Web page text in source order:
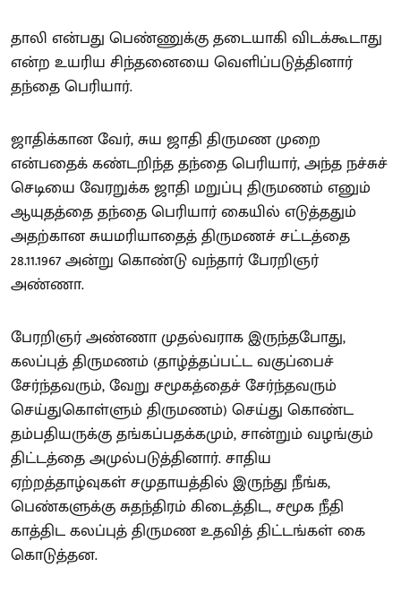
தாலி என்பது பெண்ணுக்கு தடையாகி விடக்கூடாது
என்ற உயரிய சிந்தனையை வெளிப்படுத்தினார்
தந்தை பெரியார்.
ஜாதிக்கான வேர், சுய ஜாதி திருமண முறை
என்பதைக் கண்டறிந்த தந்தை பெரியார், அந்த நச்சுச்
செடியை வேரறுக்க ஜாதி மறுப்பு திருமணம் எனும்
ஆயுதத்தை தந்தை பெரியார் கையில் எடுத்ததும்
அதற்கான சுயமரியாதைத் திருமணச் சட்டத்தை
28.11.1967 அன்று கொண்டு வந்தார் பேரறிஞர்
அண்ணா.
பேரறிஞர் அண்ணா முதல்வராக இருந்தபோது,
கலப்புத் திருமணம் (தாழ்த்தப்பட்ட வகுப்பைச்
சேர்ந்தவரும், வேறு சமூகத்தைச் சேர்ந்தவரும்
செய்துகொள்ளும் திருமணம்) செய்து கொண்ட
தம்பதியருக்கு தங்கப்பதக்கமும், சான்றும் வழங்கும்
திட்டத்தை அமுல்படுத்தினார். சாதிய
ஏற்றத்தாழ்வுகள் சமுதாயத்தில் இருந்து நீங்க,
பெண்களுக்கு சுதந்திரம் கிடைத்திட, சமூக நீதி
காத்திட கலப்புத் திருமண உதவித் திட்டங்கள் கை
கொடுத்தன.